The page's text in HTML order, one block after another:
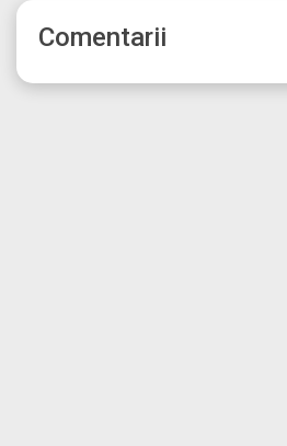
Comentarii